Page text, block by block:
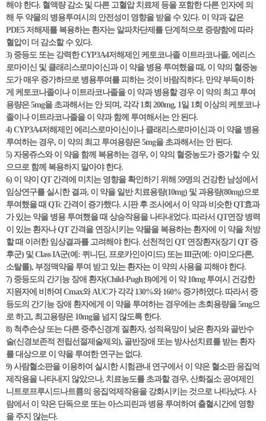
해야 한다. 혈액량 감소 및 다른 고혈압 치료제 등을 포함한 다른 인자에 의
해 두 약물의 병용투여시의 안전성이 영향을 받을 수 있다. 이 약과 같은
PDE5 저해제를 복용하는 환자는 알파차단제를 단계적으로 증량함에 따라
혈압이 더 감소할 수 있다.
3) 중등도 또는 강력한 CYP3A4저해제인 케토코나졸 이트라코나졸, 에리스
로마이신 및 클래리스로마이신과 이 약을 병용 투여했을 때, 이 약의 혈중농
도가 매우 증가하므로 병용투여를 피하는 것이 바람직하다. 만약 부득이하
게 케토코나졸이나 이트라코나졸을 이 약과 병용할 경우 이 약의 최고 투여
용량은 5mg을 초과해서는 안 되며, 각각 1회 200mg, 1일 1회 이상의 케토코나
졸이나 이트라코나졸을 이 약과 함께 투여해서는 안 된다.
4) CYP3A4저해제인 에리스로마이신이나 클래리스로마이신과 이 약을 병용
투여하는 경우, 이 약의 최고 투여용량은 5mg을 초과해서는 안 된다.
5) 자몽쥬스와 이 약을 함께 복용하는 경우, 이 약의 혈중농도가 증가할 수 있
으므로 함께 복용하지 말아야 한다.
6) 이 약이 QT 간격에 미치는 영향을 확인하기 위해 59명의 건강한 남성에서
임상연구를 실시한 결과, 이 약을 일반 치료용량(10mg) 및 과용량(80mg)으로
투여했을 때 QTc 간격이 증가했다. 시판 후 조사에서 이 약과 비슷한 QT효과
가 있는 약을 병용 투여했을 때 상승작용을 나타내었다. 따라서 QT연장 병력
이 있는 환자나 QT 간격을 연장시키는 약물을 복용하는 환자에 이 약을 처방
할 때 이러한 임상결과를 고려해야 한다. 선천적인 QT 연장환자(장기 QT 증
후군) 및 Class IA군(예: 퀴니딘, 프로카인아미드) 또는 III군(예: 아미오다론,
소탈롤), 부정맥약을 투여 받고 있는 환자는 이 약의 사용을 피해야 한다.
7) 중등도의 간기능 장애 환자(Child-Pugh B)에게 이 약 10mg 투여시 건강한
지원자에 비하여 Cmax와 AUC가 각각 130%와 160% 증가하였다. 따라서 중
등도의 간기능 장애 환자에게 이 약을 투여하는 경우에는 초회용량을 5mg으
로 하고, 최고용량은 10mg을 넘지 않도록 한다.
8) 척추손상 또는 다른 중추신경계 질환자, 성적욕망이 낮은 환자와 골반수
술(신경보존적 전립선절제술제외), 골반장애 또는 방사선치료를 받는 환자
를 대상으로 이 약을 투여한 연구는 없다.
9) 사람혈소판을 이용하여 실시한 시험관내 연구에서 이 약은 혈소판 응집억
제작용을 나타내지 않았으나, 치료농도를 초과할 경우, 산화질소 공여제인
니트로프루시드나트륨의 응집억제작용을 강화시키는 것으로 나타났다. 사
람에서 이 약은 단독으로 또는 아스피린과 병용 투여하여 출혈시간에 영향
을 주지 않는다.